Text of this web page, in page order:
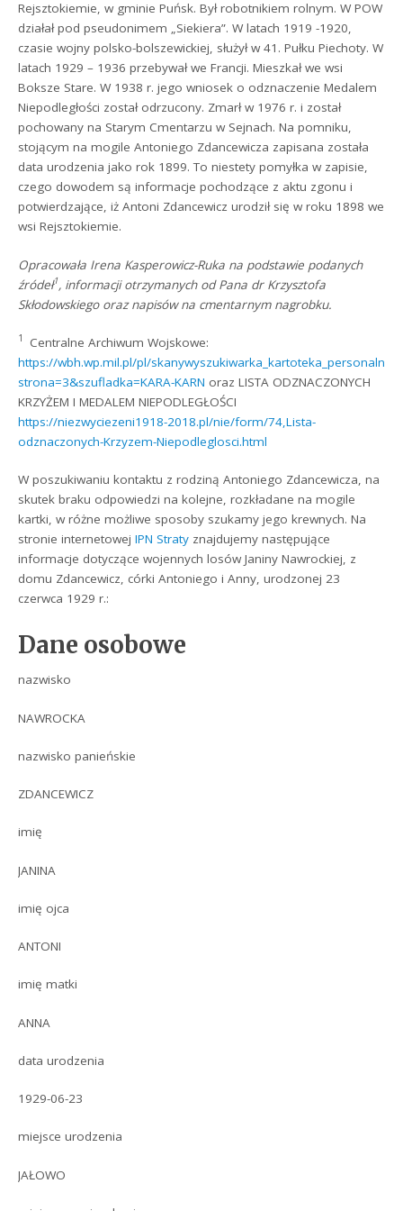
Rejsztokiemie, w gminie Puńsk. Był robotnikiem rolnym. W POW
działał pod pseudonimem „Siekiera”. W latach 1919 -1920,
czasie wojny polsko-bolszewickiej, służył w 41. Pułku Piechoty. W
latach 1929 – 1936 przebywał we Francji. Mieszkał we wsi
Boksze Stare. W 1938 r. jego wniosek o odznaczenie Medalem
Niepodległości został odrzucony. Zmarł w 1976 r. i został
pochowany na Starym Cmentarzu w Sejnach. Na pomniku,
stojącym na mogile Antoniego Zdancewicza zapisana została
data urodzenia jako rok 1899. To niestety pomyłka w zapisie,
czego dowodem są informacje pochodzące z aktu zgonu i
potwierdzające, iż Antoni Zdancewicz urodził się w roku 1898 we
wsi Rejsztokiemie.
Opracowała Irena Kasperowicz-Ruka na podstawie podanych
źródeł1, informacji otrzymanych od Pana dr Krzysztofa
Skłodowskiego oraz napisów na cmentarnym nagrobku.
1
Centralne Archiwum Wojskowe:
https://wbh.wp.mil.pl/pl/
strona=3&szufladka=KARA-KARN oraz LISTA ODZNACZONYCH
KRZYŻEM I MEDALEM NIEPODLEGŁOŚCI
https://niezwyciezeni1918-2018.pl/nie/form/74,Lista-
odznaczonych-Krzyzem-Niepodleglosci.html
W poszukiwaniu kontaktu z rodziną Antoniego Zdancewicza, na
skutek braku odpowiedzi na kolejne, rozkładane na mogile
kartki, w różne możliwe sposoby szukamy jego krewnych. Na
stronie internetowejIPN Straty znajdujemy następujące
informacje dotyczące wojennych losów Janiny Nawrockiej, z
domu Zdancewicz, córki Antoniego i Anny, urodzonej 23
czerwca 1929 r.:
Dane osobowe
nazwisko
NAWROCKA
nazwisko panieńskie
ZDANCEWICZ
imię
JANINA
imię ojca
ANTONI
imię matki
ANNA
data urodzenia
1929-06-23
miejsce urodzenia
JAŁOWO